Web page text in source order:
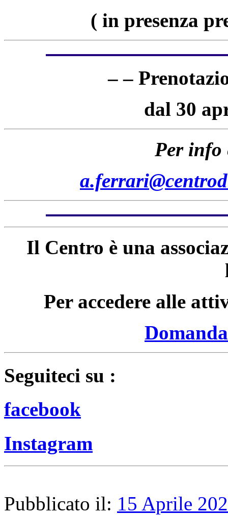
( in presenza
– –
dal 30
Per info
a.ferrari@
Il Centro è una
Per accedere alle
Seguiteci su :
facebook
Instagram
Pubblicato il: 15 Aprile